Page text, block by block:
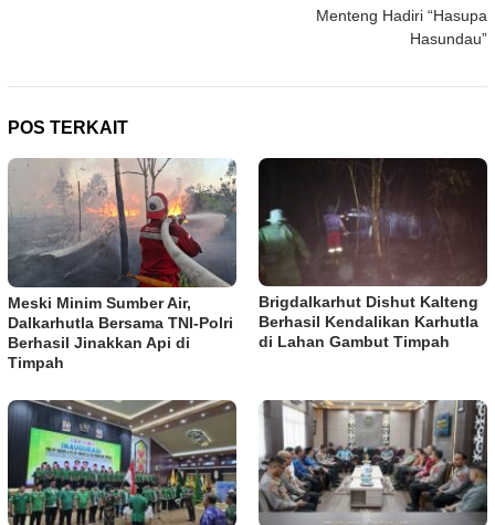
Menteng Hadiri “Hasupa
Hasundau”
POS TERKAIT
Meski Minim Sumber Air,
Dalkarhutla Bersama TNI-Polri
Berhasil Jinakkan Api di
Timpah
Brigdalkarhut Dishut Kalteng
Berhasil Kendalikan Karhutla
di Lahan Gambut Timpah